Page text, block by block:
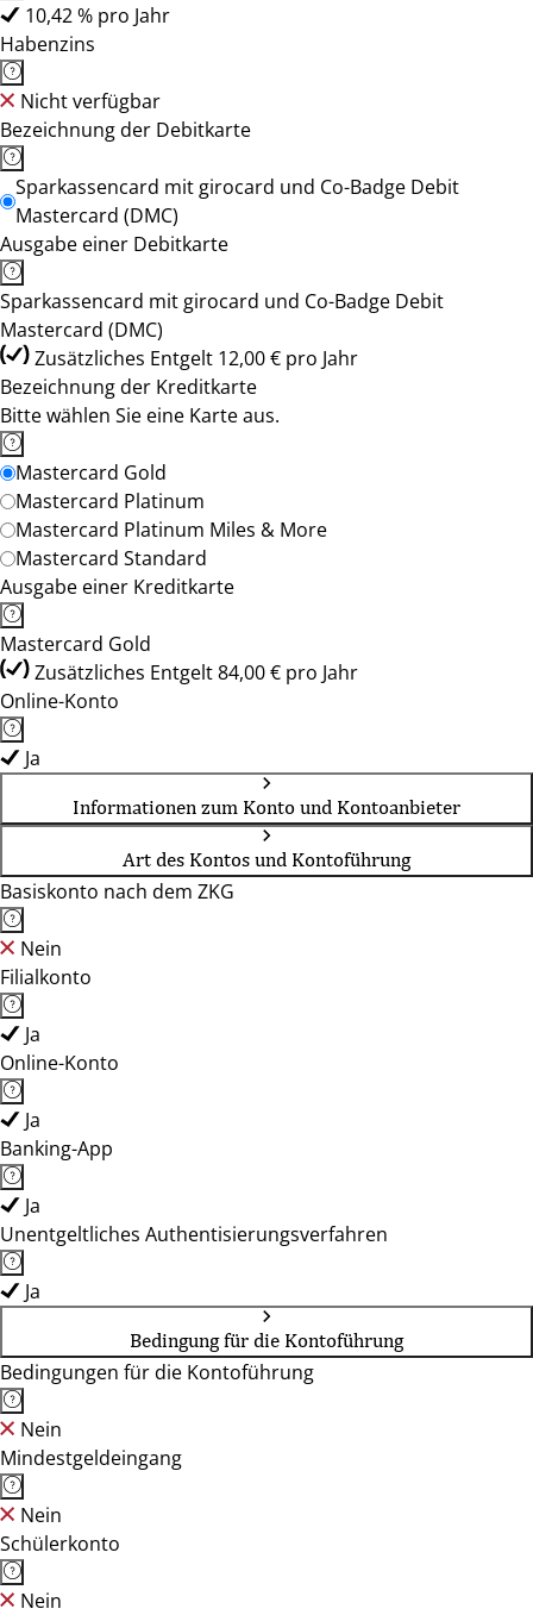
10,42 % pro Jahr
Habenzins
Nicht verfügbar
Bezeichnung der Debitkarte
Sparkassencard mit girocard und Co-Badge Debit
Mastercard (DMC)
Ausgabe einer Debitkarte
Sparkassencard mit girocard und Co-Badge Debit
Mastercard (DMC)
Zusätzliches Entgelt 12,00 € pro Jahr
Bezeichnung der Kreditkarte
Bitte wählen Sie eine Karte aus.
Mastercard Gold
Mastercard Platinum
Mastercard Platinum Miles & More
Mastercard Standard
Ausgabe einer Kreditkarte
Mastercard Gold
Zusätzliches Entgelt 84,00 € pro Jahr
Online-Konto
Ja
Informationen zum Konto und Kontoanbieter
Art des Kontos und Kontoführung
Basiskonto nach dem ZKG
Nein
Filialkonto
Ja
Online-Konto
Ja
Banking-App
Ja
Unentgeltliches Authentisierungsverfahren
Ja
Bedingung für die Kontoführung
Bedingungen für die Kontoführung
Nein
Mindestgeldeingang
Nein
Schülerkonto
Nein